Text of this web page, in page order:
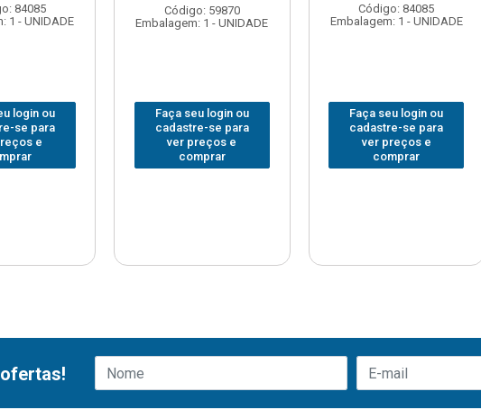
84085
1 - UNIDADE
login ou
se para
e
Código: 59870
Embalagem: 1 - UNIDADE
Faça seu login ou
cadastre-se para
ver preços e
comprar
Código: 84085
Embalagem: 1 - UNIDADE
Faça seu login ou
cadastre-se para
ver preços e
comprar